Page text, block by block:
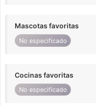
Mascotas favoritas
No especificado
Cocinas favoritas
No especificado